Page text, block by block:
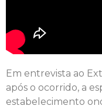
Em entrevista ao
após o ocorrido, a
estabelecimento